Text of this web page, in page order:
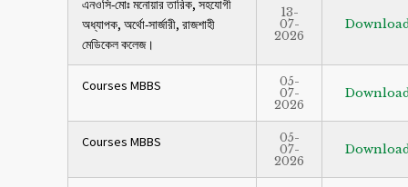
এনওসি-মোঃ মনোয়ার তারিক, সহযোগী
অধ্যাপক, অর্থো-সার্জারী, রাজশাহী
মেডিকেল কলেজ।
13-
07-
2026
Courses MBBS 05-
07-
2026
Courses MBBS 05-
07-
2026